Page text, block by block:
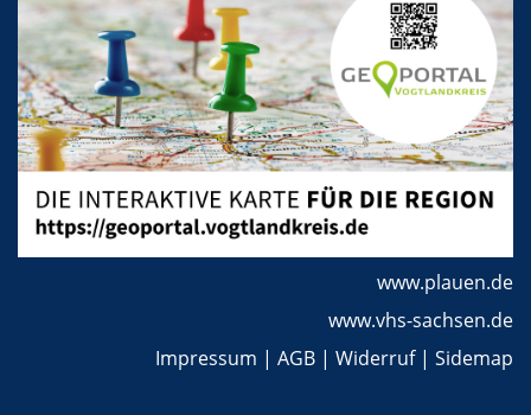
www.plauen.de
www.vhs-sachsen.de
Impressum | AGB | Widerruf| Sidemap